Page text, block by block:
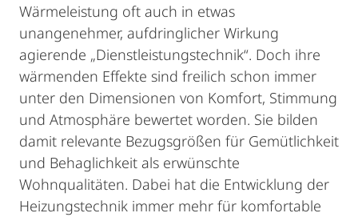
Wärmeleistung oft auch in etwas
unangenehmer, aufdringlicher Wirkung
agierende „Dienstleistungstechnik“. Doch ihre
wärmenden Effekte sind freilich schon immer
unter den Dimensionen von Komfort, Stimmung
und Atmosphäre bewertet worden. Sie bilden
damit relevante Bezugsgrößen für Gemütlichkeit
und Behaglichkeit als erwünschte
Wohnqualitäten. Dabei hat die Entwicklung der
Heizungstechnik immer mehr für komfortable